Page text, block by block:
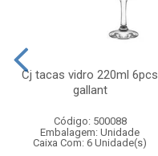
Cj tacas vidro 220ml 6pcs
gallant
Código: 500088
Embalagem: Unidade
Caixa Com: 6 Unidade(s)